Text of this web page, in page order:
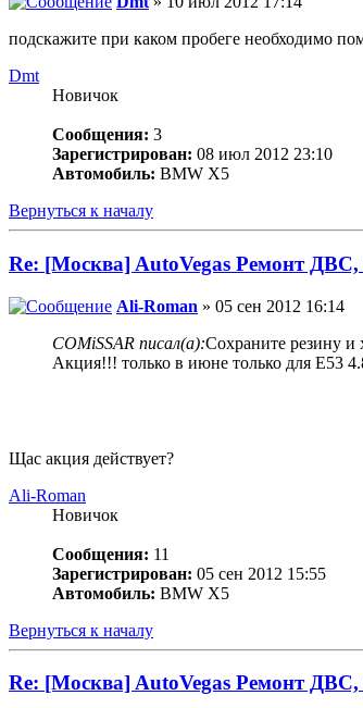
подскажите при каком пробеге необходимо
Dmt
Новичок
Сообщения: 3
Зарегистрирован: 08 июл 2012 23:10
Автомобиль: BMW X5
Вернуться к началу
Re: [Москва] AutoVegas Ремонт
Ali-Roman » 05 сен 2012 16:14
COMiSSAR писал(а):Сохраните резину и
Акция!!! только в июне только для
Щас акция действует?
Ali-Roman
Новичок
Сообщения: 11
Зарегистрирован: 05 сен 2012 15:55
Автомобиль: BMW X5
Вернуться к началу
Re: [Москва] AutoVegas Ремонт